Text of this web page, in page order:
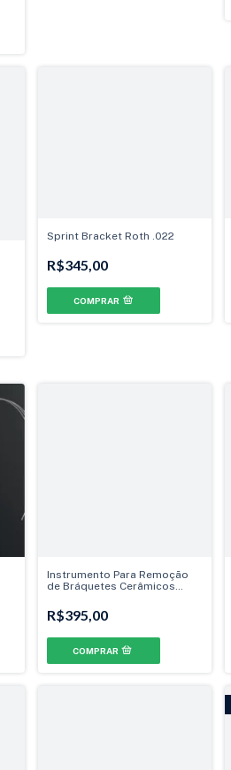
Sprint Bracket Roth .022
R$345,00
COMPRAR
Instrumento Para Remoção
de Bráquetes Cerâmicos
R$395,00